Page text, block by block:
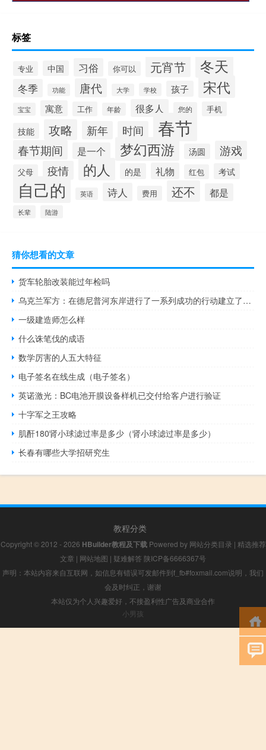
标签
专业 中国 习俗 你可以 元宵节 冬天
冬季 功能 唐代 大学 学校 孩子 宋代
宝宝 寓意 工作 年龄 很多人 您的 手机
技能 攻略 新年 时间 春节
春节期间 是一个 梦幻西游 汤圆 游戏
父母 疫情 的人 的是 礼物 红包 考试
自己的 英语 诗人 费用 还不 都是
长辈 陆游
猜你想看的文章
货车轮胎改装能过年检吗
乌克兰军方：在德尼普河东岸进行了一系列成功的行动建立了几个桥头堡
一级建造师怎么样
什么诛笔伐的成语
数学厉害的人五大特征
电子签名在线生成（电子签名）
英诺激光：BC电池开膜设备样机已交付给客户进行验证
十字军之王攻略
肌酐180肾小球滤过率是多少（肾小球滤过率是多少）
长春有哪些大学招研究生
教程分类
Copyright © 2012 - 2026 HBuilder教程及下载Powered by 网站分类目录 | 精选推荐
文章 | 网站地图 | 疑难解答 陕ICP备6666367号
声明：本站内容来自互联网，如信息有错误可发邮件到f_fb#foxmail.com说明，我们
会及时纠正，谢谢
本站仅为个人兴趣爱好，不接盈利性广告及商业合作
小男孩